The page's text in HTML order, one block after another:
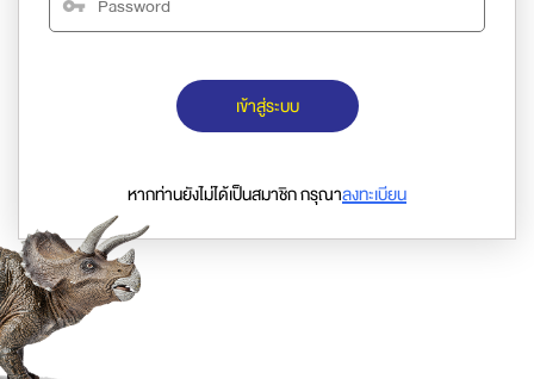
เข้าสู่ระบบ
หากท่านยังไม่ได้เป็นสมาชิก กรุณาลงทะเบียน